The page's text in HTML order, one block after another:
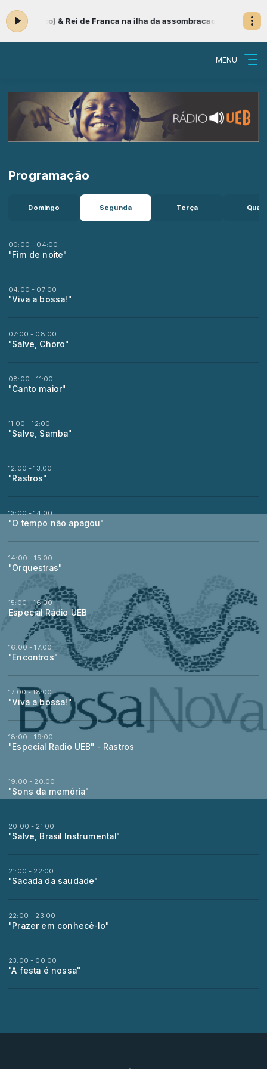
Rico) & Rei de Franca na ilha da assombracao (Ze Di & Luiz
MENU
Programação
Domingo Segunda Terça
00:00 - 04:00
"Fim de noite"
04:00 - 07:00
"Viva a bossa!"
07:00 - 08:00
"Salve, Choro"
08:00 - 11:00
"Canto maior"
11:00 - 12:00
"Salve, Samba"
12:00 - 13:00
"Rastros"
13:00 - 14:00
"O tempo não apagou"
14:00 - 15:00
"Orquestras"
15:00 - 16:00
Especial Rádio UEB
16:00 - 17:00
"Encontros"
17:00 - 18:00
"Viva a bossa!"
18:00 - 19:00
"Especial Radio UEB" - Rastros
19:00 - 20:00
"Sons da memória"
20:00 - 21:00
"Salve, Brasil Instrumental"
21:00 - 22:00
"Sacada da saudade"
22:00 - 23:00
"Prazer em conhecê-lo"
23:00 - 00:00
"A festa é nossa"